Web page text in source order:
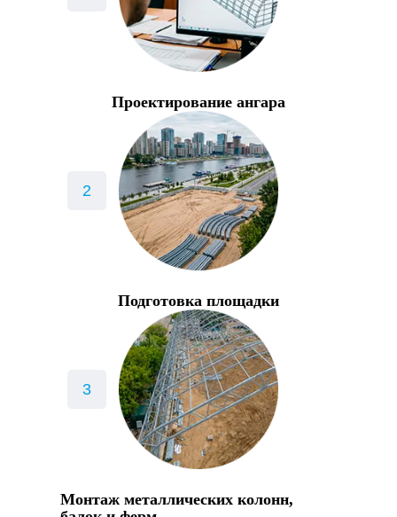
Проектирование ангара
Подготовка площадки
Монтаж металлических колонн,